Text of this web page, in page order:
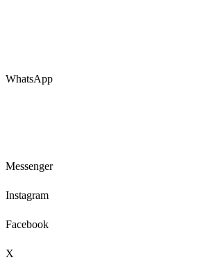
WhatsApp
Messenger
Instagram
Facebook
X